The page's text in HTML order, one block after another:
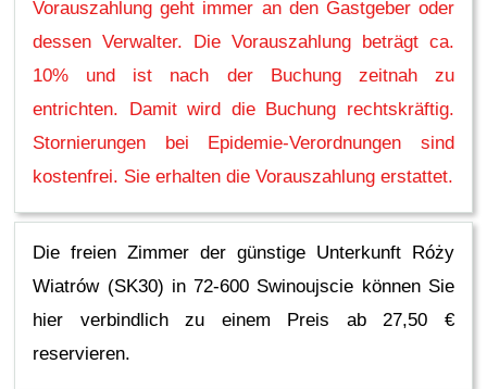
Vorauszahlung geht immer an den Gastgeber oder
dessen Verwalter. Die Vorauszahlung beträgt ca.
10% und ist nach der Buchung zeitnah zu
entrichten. Damit wird die Buchung rechtskräftig.
Stornierungen bei Epidemie-Verordnungen sind
kostenfrei. Sie erhalten die Vorauszahlung erstattet.
Die freien Zimmer der günstige Unterkunft Róży
Wiatrów (SK30) in 72-600 Swinoujscie können Sie
hier verbindlich zu einem Preis ab 27,50 €
reservieren.